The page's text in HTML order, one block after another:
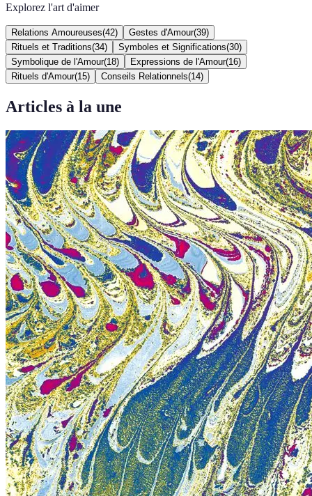
Explorez l'art d'aimer
Relations Amoureuses(42) Gestes d'Amour(39)
Rituels et Traditions(34) Symboles et Significations(30)
Symbolique de l'Amour(18) Expressions de l'Amour(16)
Rituels d'Amour(15) Conseils Relationnels(14)
Articles à la une